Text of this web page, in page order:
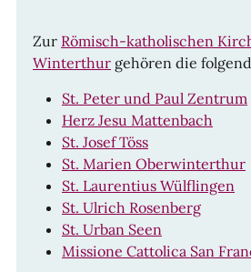
Zur Römisch-katholischen
Winterthur gehören die
St. Peter und Paul Zentrum
Herz Jesu Mattenbach
St. Josef Töss
St. Marien Oberwinterthur
St. Laurentius Wülflingen
St. Ulrich Rosenberg
St. Urban Seen
Missione Cattolica San